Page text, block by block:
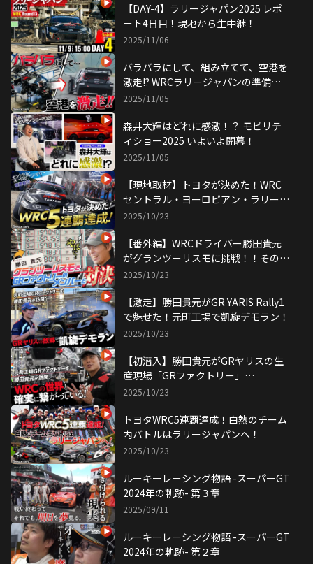
【DAY-4】ラリージャパン2025 レポ
ート4日目！現地から生中継！
2025/11/06
バラバラにして、組み立てて、空港を
激走!? WRCラリージャパンの準備を
追う！
2025/11/05
森井大輝はどれに感激！？ モビリテ
ィショー2025 いよいよ開幕！
2025/11/05
【現地取材】トヨタが決めた！WRC
セントラル・ヨーロピアン・ラリーで
5連覇達成！
2025/10/23
【番外編】WRCドライバー勝田貴元
がグランツーリスモに挑戦！！その腕
前は！？
2025/10/23
【激走】勝田貴元がGR YARIS Rally1
で魅せた！元町工場で凱旋デモラン！
2025/10/23
【初潜入】勝田貴元がGRヤリスの生
産現場「GRファクトリー」
で"WRC"を感じる！
2025/10/23
トヨタWRC5連覇達成！白熱のチーム
内バトルはラリージャパンへ！
2025/10/23
ルーキーレーシング物語 -スーパーGT
2024年の軌跡- 第３章
2025/09/11
ルーキーレーシング物語 -スーパーGT
2024年の軌跡- 第２章